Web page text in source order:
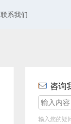
联系我们
咨询
输入您的疑